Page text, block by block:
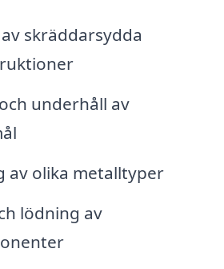
skräddarsydda
underhåll av
av olika metalltyper
lödning av